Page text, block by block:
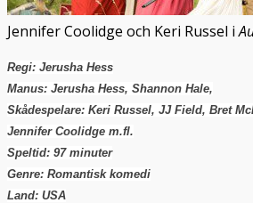
Jennifer Coolidge och Keri Russel i
Regi: Jerusha Hess
Manus: Jerusha Hess, Shannon Hale,
Skådespelare: Keri Russel, JJ Field, Bret
Jennifer Coolidge m.fl.
Speltid: 97 minuter
Genre: Romantisk komedi
Land: USA